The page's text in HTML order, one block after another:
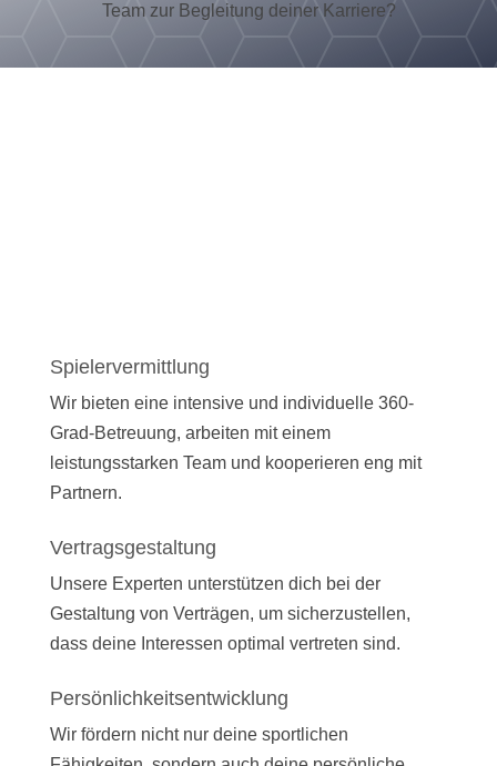
Team zur Begleitung deiner Karriere?
Spielervermittlung
Wir bieten eine intensive und individuelle 360-
Grad-Betreuung, arbeiten mit einem
leistungsstarken Team und kooperieren eng mit
Partnern.
Vertragsgestaltung
Unsere Experten unterstützen dich bei der
Gestaltung von Verträgen, um sicherzustellen,
dass deine Interessen optimal vertreten sind.
Persönlichkeitsentwicklung
Wir fördern nicht nur deine sportlichen